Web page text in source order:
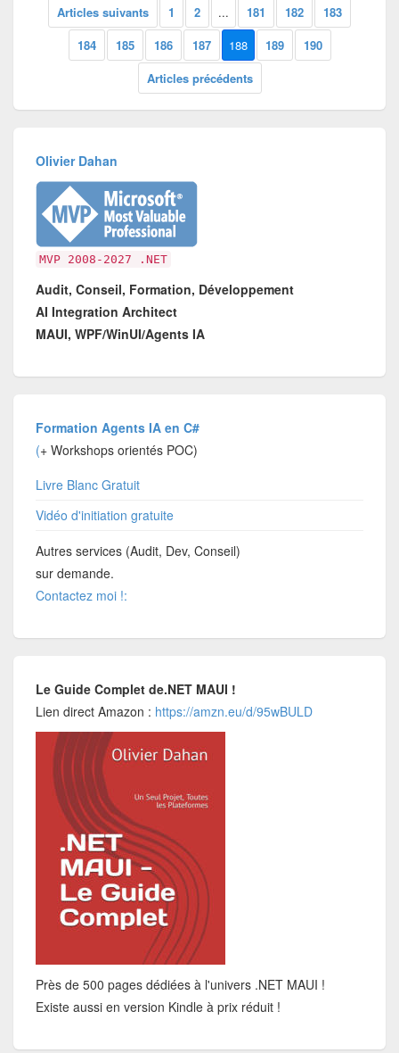
Articles suivants 1 2 ... 181 182
183
184
185 186 187 188 189
190
Articles précédents
Olivier Dahan
MVP 2008-2027 .NET
Audit, Conseil, Formation, Développement
AI Integration Architect
MAUI, WPF/WinUI/Agents IA
Formation Agents IA en C#
(+ Workshops orientés POC)
Livre Blanc Gratuit
Vidéo d'initiation gratuite
Autres services (Audit, Dev, Conseil)
sur demande.
Contactez moi !:
Le Guide Complet de.NET MAUI !
Lien direct Amazon : https://amzn.eu/d/95wBULD
Près de 500 pages dédiées à l'univers .NET MAUI !
Existe aussi en version Kindle à prix réduit !